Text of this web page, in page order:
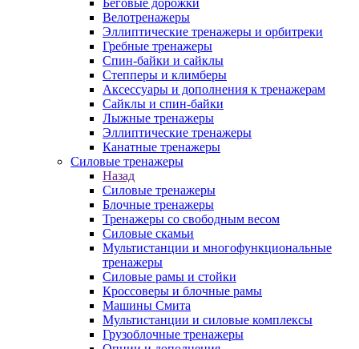
Беговые дорожки
Велотренажеры
Эллиптические тренажеры и орбитреки
Гребные тренажеры
Спин-байки и сайклы
Степперы и климберы
Аксессуары и дополнения к тренажерам
Сайклы и спин-байки
Лыжные тренажеры
Эллиптические тренажеры
Канатные тренажеры
Силовые тренажеры
Назад
Силовые тренажеры
Блочные тренажеры
Тренажеры со свободным весом
Силовые скамьи
Мультистанции и многофункциональные
тренажеры
Силовые рамы и стойки
Кроссоверы и блочные рамы
Машины Смита
Мультистанции и силовые комплексы
Грузоблочные тренажеры